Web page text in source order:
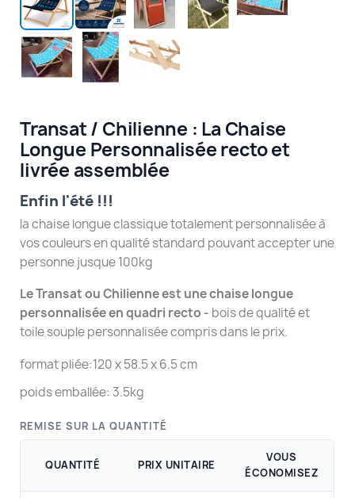
Transat / Chilienne : La Chaise
Longue Personnalisée recto et
livrée assemblée
Enfin l'été !!!
la chaise longue classique totalement personnalisée à
vos couleurs en qualité standard pouvant accepter une
personne jusque 100kg
Le Transat ou Chilienne est une chaise longue
personnalisée en quadri recto - bois de qualité et
toile souple personnalisée compris dans le prix.
format pliée:120 x 58.5 x 6.5 cm
poids emballée: 3.5kg
REMISE SUR LA QUANTITÉ
QUANTITÉ PRIX UNITAIRE
VOUS
ÉCONOMISEZ